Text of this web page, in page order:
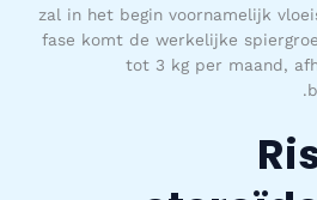
zal in het begin voornamelijk
fase komt de werkelijke
tot 3 kg per maand,